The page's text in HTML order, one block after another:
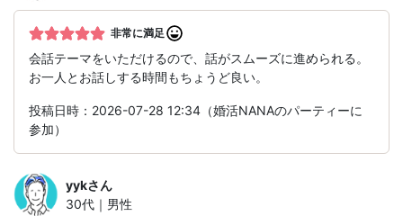
非常に満足
会話テーマをいただけるので、話がスムーズに進められる。
お一人とお話しする時間もちょうど良い。
投稿日時：2026-07-28 12:34（婚活NANAのパーティーに
参加）
yykさん
30代｜男性